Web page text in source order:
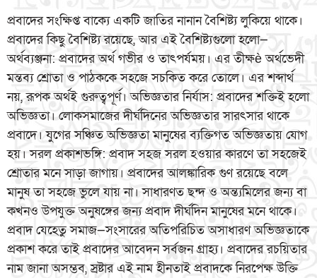
প্রবাদের সংক্ষিপ্ত বাক্যে একটি জাতির নানান বৈশিষ্ট্য লুকিয়ে থাকে।
প্রবাদের কিছু বৈশিষ্ট্য রয়েছে, আর এই বৈশিষ্ট্যগুলো হলো—
অর্থব্যঞ্জনা: প্রবাদের অর্থ গভীর ও তাৎপর্যময়। এর তীক্ষè অর্থভেদী
মন্তব্য শ্রোতা ও পাঠককে সহজে সচকিত করে তোলে। এর শব্দার্থ
নয়, রূপক অর্থই গুরুত্বপূর্ণ। অভিজ্ঞতার নির্যাস: প্রবাদের শক্তিই হলো
অভিজ্ঞতা। লোকসমাজের দীর্ঘদিনের অভিজ্ঞতার সারৎসার থাকে
প্রবাদে। যুগের সঞ্চিত অভিজ্ঞতা মানুষের ব্যক্তিগত অভিজ্ঞতায় যোগ
হয়। সরল প্রকাশভঙ্গি: প্রবাদ সহজ সরল হওয়ার কারণে তা সহজেই
শ্রোতার মনে সাড়া জাগায়। প্রবাদের আলঙ্কারিক গুণ রয়েছে বলে
মানুষ তা সহজে ভুলে যায় না। সাধারণত ছন্দ ও অন্ত্যমিলের জন্য বা
কখনও উপযুক্ত অনুষঙ্গের জন্য প্রবাদ দীর্ঘদিন মানুষের মনে থাকে।
প্রবাদ যেহেতু সমাজ—সংসারের অতিপরিচিত অসাধারণ অভিজ্ঞতাকে
প্রকাশ করে তাই প্রবাদের আবেদন সর্বজন গ্রাহ্য। প্রবাদের রচয়িতার
নাম জানা অসম্ভব, স্রষ্টার এই নাম হীনতাই প্রবাদকে নিরপেক্ষ উক্তি